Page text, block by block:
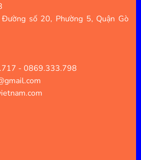
số 20, Phường 5, Quận Gò
- 0869.333.798